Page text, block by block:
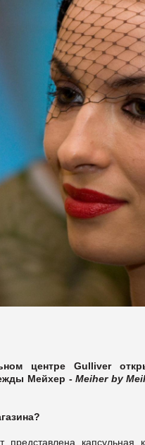
центре Gulliver
Мейхер -Meiher by
капсульная